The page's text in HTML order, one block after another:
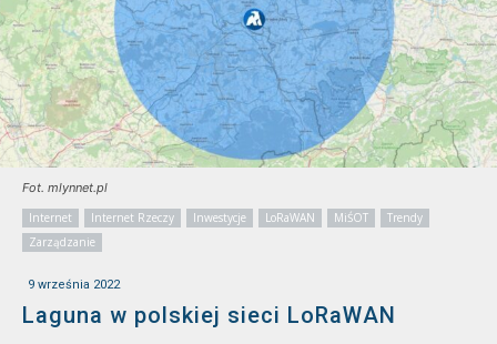
Fot. mlynnet.pl
Internet
Internet Rzeczy Inwestycje LoRaWAN MiŚOT
Trendy
Zarządzanie
9 września 2022
Laguna w polskiej sieci LoRaWAN